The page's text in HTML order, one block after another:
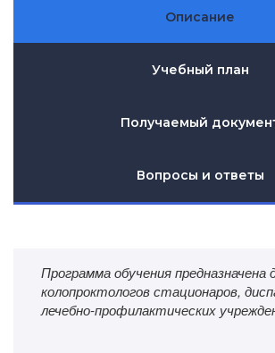
Описание
Учебный план
Получаемый
Вопросы и ответы
Программа обучения предназначена
колопроктологов стационаров,
лечебно-профилактических